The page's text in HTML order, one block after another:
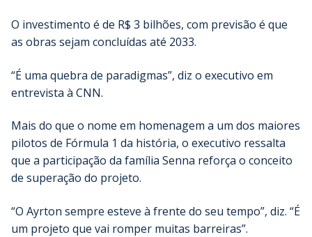
O investimento é de R$ 3 bilhões, com previsão é que
as obras sejam concluídas até 2033.
“É uma quebra de paradigmas”, diz o executivo em
entrevista à CNN.
Mais do que o nome em homenagem a um dos maiores
pilotos de Fórmula 1 da história, o executivo ressalta
que a participação da família Senna reforça o conceito
de superação do projeto.
“O Ayrton sempre esteve à frente do seu tempo”, diz. “É
um projeto que vai romper muitas barreiras”.